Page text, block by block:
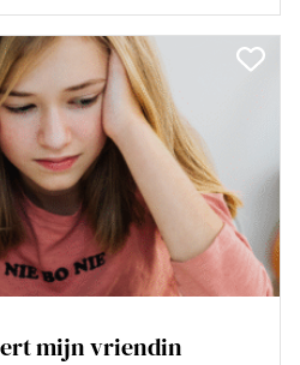
mijn vriendin